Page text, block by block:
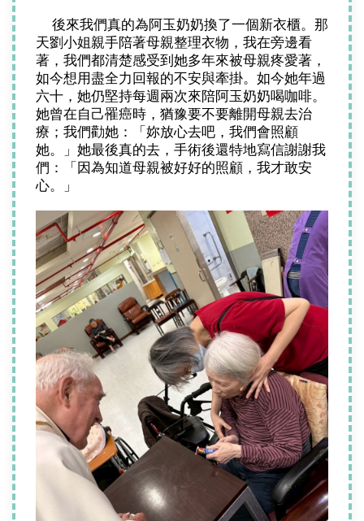
後來我們真的為阿玉奶奶換了一個新衣櫃。那
天劉小姐親手陪著母親整理衣物，我在旁邊看
著，我們都清楚感受到她多年來被母親疼愛著，
如今想用盡全力回報的不安與牽掛。如今她年過
六十，她仍堅持每週兩次來陪阿玉奶奶喝咖啡。
她曾在自己罹癌時，猶豫要不要離開母親去治
療；我們勸她：「妳放心去吧，我們會照顧
她。」她最後真的去，手術後還特地寫信謝謝我
們：「因為知道母親被好好的照顧，我才敢安
心。」